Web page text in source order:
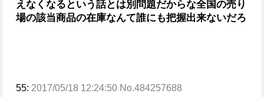
えなくなるという話とは別問題だからな全国の売り
場の該当商品の在庫なんて誰にも把握出来ないだろ
55: 2017/05/18 12:24:50 No.484257688